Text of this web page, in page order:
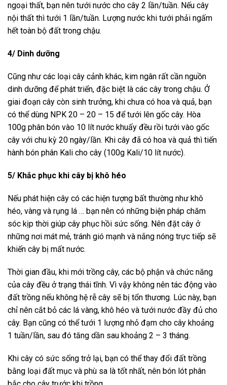
ngoại thất, bạn nên tưới nước cho cây 2 lần/tuần. Nếu cây
nội thất thì tưới 1 lần/tuần. Lượng nước khi tưới phải ngấm
hết toàn bộ đất trong chậu.
4/ Dinh dưỡng
Cũng như các loại cây cảnh khác, kim ngân rất cần nguồn
dinh dưỡng để phát triển, đặc biệt là các cây trong chậu. Ở
giai đoạn cây còn sinh trưởng, khi chưa có hoa và quả, bạn
có thể dùng NPK 20 – 20 – 15 để tưới lên gốc cây. Hòa
100g phân bón vào 10 lít nước khuấy đều rồi tưới vào gốc
cây với chu kỳ 20 ngày/lần. Khi cây đã có hoa và quả thì tiến
hành bón phân Kali cho cây (100g Kali/10 lít nước).
5/ Khắc phục khi cây bị khô héo
Nếu phát hiện cây có các hiện tượng bất thường như khô
héo, vàng và rụng lá … bạn nên có những biện pháp chăm
sóc kịp thời giúp cây phục hồi sức sống. Nên đặt cây ở
những nơi mát mẻ, tránh gió mạnh và nắng nóng trực tiếp sẽ
khiến cây bị mất nước.
Thời gian đầu, khi mới trồng cây, các bộ phận và chức năng
của cây đều ở trạng thái tĩnh. Vì vậy không nên tác động vào
đất trồng nếu không hệ rễ cây sẽ bị tổn thương. Lúc này, bạn
chỉ nên cắt bỏ các lá vàng, khô héo và tưới nước đầy đủ cho
cây. Bạn cũng có thể tưới 1 lượng nhỏ đạm cho cây khoảng
1 tuần/lần, sau đó tăng dần sau khoảng 2 – 3 tháng.
Khi cây có sức sống trở lại, bạn có thể thay đổi đất trồng
bằng loại đất mục và phù sa là tốt nhất, nên bón lót phân